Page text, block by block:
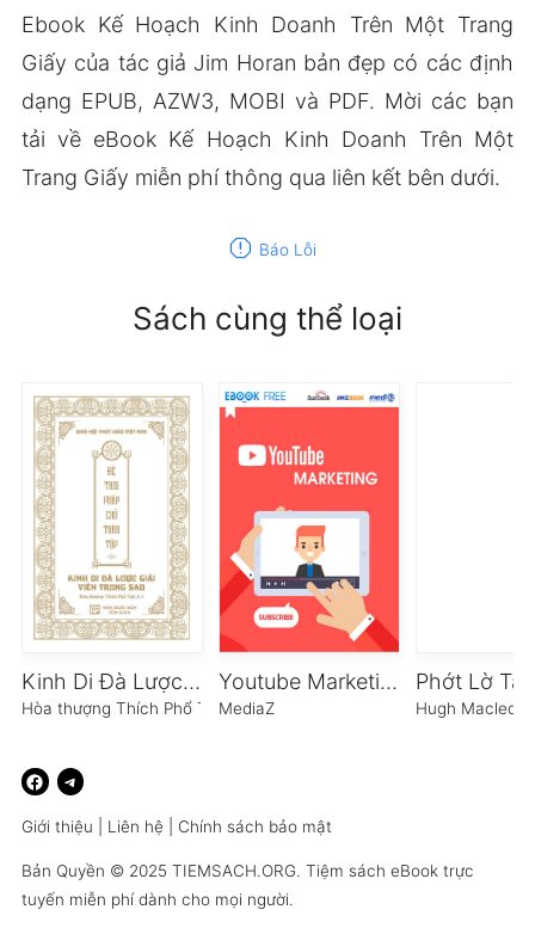
Ebook Kế Hoạch Kinh Doanh Trên Một Trang
Giấy của tác giả Jim Horan bản đẹp có các định
dạng EPUB, AZW3, MOBI và PDF. Mời các bạn
tải về eBook Kế Hoạch Kinh Doanh Trên Một
Trang Giấy miễn phí thông qua liên kết bên dưới.
report Báo Lỗi
Sách cùng thể loại
Kinh Di Đà Lược Giải Viên Trung Sao
Hòa thượng Thích Phổ Tuệ
Youtube Marketing
MediaZ Hugh Macleod
Giới thiệu Liên hệ Chính sách bảo mật
Bản Quyền © 2025 TIEMSACH.ORG. Tiệm sách eBook trực
tuyến miễn phí dành cho mọi người.